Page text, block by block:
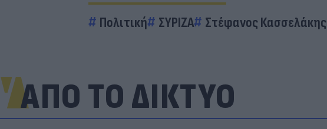
Πολιτική ΣΥΡΙΖΑ Στέφανος Κασσελάκης
ΑΠΟ ΤΟ ΔΙΚΤΥΟ